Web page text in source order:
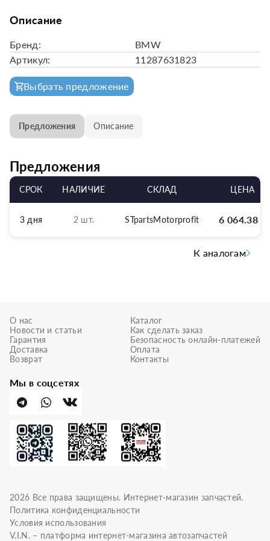
Описание
Бренд:
BMW
Артикул:
11287631823
Выбрать предложение
Предложения Описание
Предложения
СРОК НАЛИЧИЕ СКЛАД ЦЕНА
3 дня 2 шт. STpartsMotorprofit 6 064.38р
К аналогам
О нас
Новости и статьи
Гарантия
Доставка
Возврат
Каталог
Как сделать заказ
Безопасность онлайн-платежей
Оплата
Контакты
Мы в соцсетях
2026 Все права защищены. Интернет-магазин запчастей.
Политика конфиденциальности
Условия использования
V.I.N. – платформа интернет-магазина автозапчастей